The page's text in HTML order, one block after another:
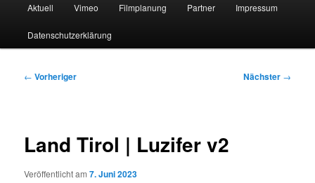
Aktuell Vimeo Filmplanung Partner Impressum
Datenschutzerklärung
Beitragsnavigation
← Vorheriger Nächster →
Land Tirol | Luzifer v2
Veröffentlicht am7. Juni 2023